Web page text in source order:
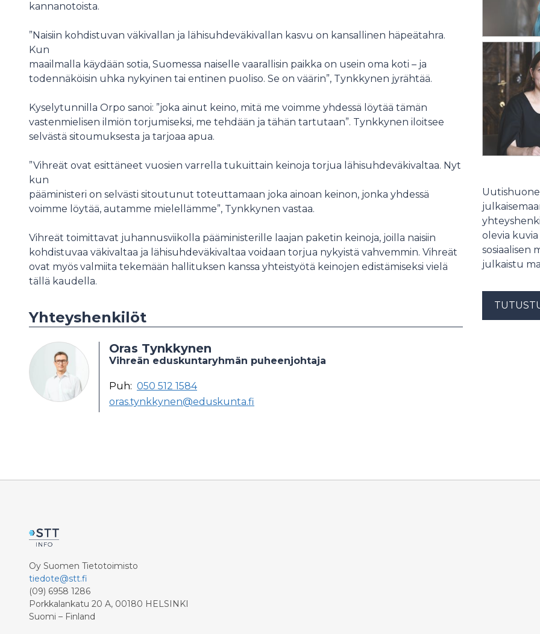
kannanotoista.
”Naisiin kohdistuvan väkivallan ja lähisuhdeväkivallan kasvu on kansallinen häpeätahra.
Kun
maailmalla käydään sotia, Suomessa naiselle vaarallisin paikka on usein oma koti – ja
todennäköisin uhka nykyinen tai entinen puoliso. Se on väärin”, Tynkkynen jyrähtää.
Kyselytunnilla Orpo sanoi: ”joka ainut keino, mitä me voimme yhdessä löytää tämän
vastenmielisen ilmiön torjumiseksi, me tehdään ja tähän tartutaan”. Tynkkynen iloitsee
selvästä sitoumuksesta ja tarjoaa apua.
”Vihreät ovat esittäneet vuosien varrella tukuittain keinoja torjua lähisuhdeväkivaltaa. Nyt
kun
pääministeri on selvästi sitoutunut toteuttamaan joka ainoan keinon, jonka yhdessä
voimme löytää, autamme mielellämme”, Tynkkynen vastaa.
Vihreät toimittavat juhannusviikolla pääministerille laajan paketin keinoja, joilla naisiin
kohdistuvaa väkivaltaa ja lähisuhdeväkivaltaa voidaan torjua nykyistä vahvemmin. Vihreät
ovat myös valmiita tekemään hallituksen kanssa yhteistyötä keinojen edistämiseksi vielä
tällä kaudella.
Yhteyshenkilöt
Oras Tynkkynen
Vihreän eduskuntaryhmän puheenjohtaja
Puh: 050 512 1584
oras.tynkkynen@eduskunta.fi
olevia
sosiaalisen
julkaistu
Oy Suomen Tietotoimisto
tiedote@stt.fi
(09) 6958 1286
Porkkalankatu 20 A, 00180 HELSINKI
Suomi – Finland